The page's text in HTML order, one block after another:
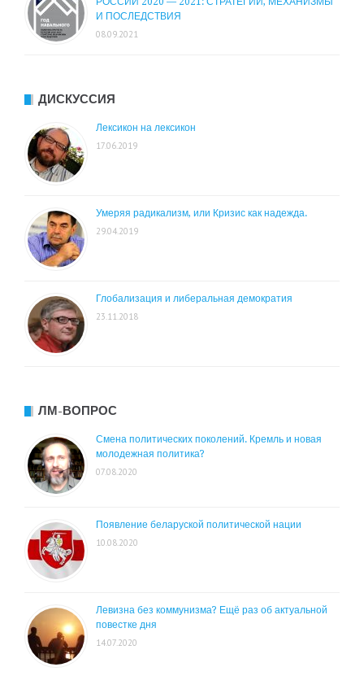
И ПОСЛЕДСТВИЯ
08.09.2021
ДИСКУССИЯ
Лексикон на лексикон
17.06.2019
Умеряя радикализм, или Кризис как надежда.
29.04.2019
Глобализация и либеральная демократия
23.11.2018
ЛМ-ВОПРОС
Смена политических поколений. Кремль и новая
молодежная политика?
07.08.2020
Появление беларуской политической нации
10.08.2020
Левизна без коммунизма? Ещё раз об актуальной
повестке дня
14.07.2020